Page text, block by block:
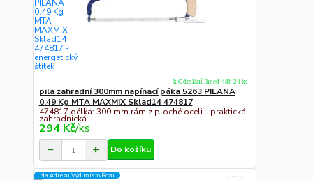
pila zahradní 300mm napínací páka 5263 PILANA
0.49 Kg MTA MAXMIX Sklad14 474817
474817 délka: 300 mm rám z ploché oceli - praktická
zahradnická ...
294 Kč/ks
k Odeslání Ihned-48h 24 ks
Do košíku
Na Adresu,Výd.místo,Boxu